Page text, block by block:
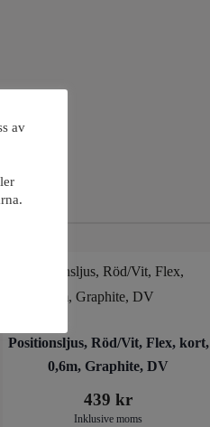
Positionsljus, Röd/Vit, Flex, kort,
0,6m, Graphite, DV
439kr
Inklusive moms
av